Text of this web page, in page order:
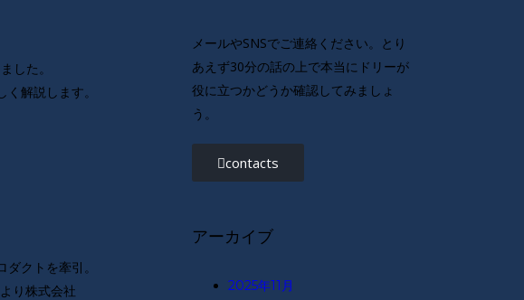
した。
解説します。
クトを牽引。
り株式会社
メールやSNSでご連絡ください。とり
あえず30分の話の上で本当にドリーが
役に立つかどうか確認してみましょ
う。
contacts
アーカイブ
2025年11月